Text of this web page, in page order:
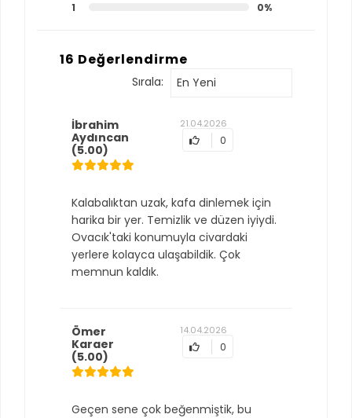
1
0%
16 Değerlendirme
Sırala: En Yeni
İbrahim
Aydıncan
(5.00)
21.04.2026
0
Kalabalıktan uzak, kafa dinlemek için
harika bir yer. Temizlik ve düzen iyiydi.
Ovacık'taki konumuyla civardaki
yerlere kolayca ulaşabildik. Çok
memnun kaldık.
Ömer
Karaer
(5.00)
14.04.2026
0
Geçen sene çok beğenmiştik, bu